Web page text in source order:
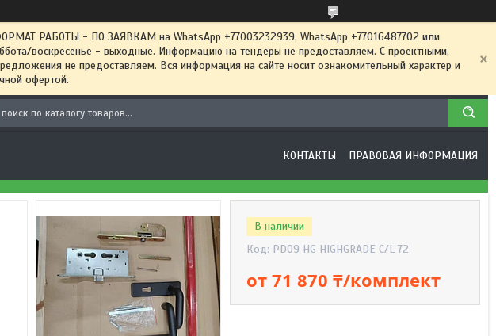
РАБОТЫ - ПО ЗАЯВКАМ на WhatsApp +77003232939, WhatsApp +77016487702 или
воскресенье - выходные. Информацию на тендеры не предоставляем. С проектными,
не предоставляем. Вся информация на сайте носит ознакомительный характер и
офертой.
КОНТАКТЫ ПРАВОВАЯ ИНФОРМАЦИЯ
В наличии
Код: PD09 HG HIGHGRADE C/L 72
от 71 870 ₸/комплект